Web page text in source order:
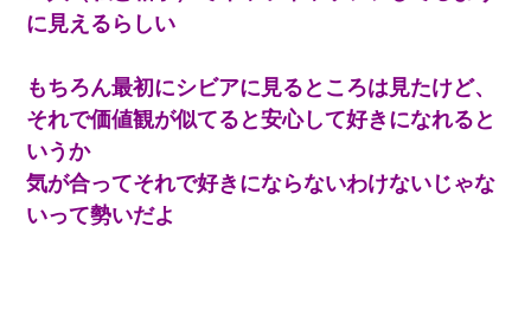
しくなり・・・
嫁が涙声で『会いたいね』とか言っているのが聞こえた。俺「こ
んな時間に誰と電話してんの？」嫁「ごめんなさい…！（大号
泣」俺（キターー）→
小学生の妹が20代の弟とチューしてるのに、見て見ぬふりの親を
見てから実家を出た。それから15年、妹が弟の子を妊娠したらし
くもう堕胎できない月なんだと母から連絡がきた…｜生活｜ワロ
タあんてな
に見えるらしい
もちろん最初にシビアに見るところは見たけど、
それで価値観が似てると安心して好きになれると
いうか
気が合ってそれで好きにならないわけないじゃな
いって勢いだよ